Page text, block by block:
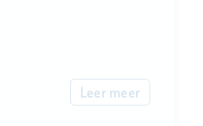
Leer meer